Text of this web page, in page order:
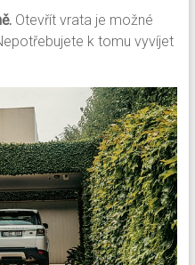
Otevřít vrata je možné
k tomu vyvíjet